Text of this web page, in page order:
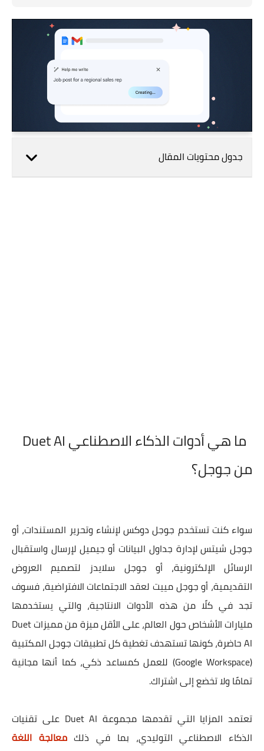
جدول محتويات المقال
ما هي أدوات الذكاء الاصطناعي Duet AI
من جوجل؟
سواء كنت تستخدم جوجل دوكس لإنشاء وتحرير المستندات، أو
جوجل شيتس لإدارة جداول البيانات أو جيميل لإرسال واستقبال
الرسائل الإلكترونية، أو جوجل سلايدز لتصميم العروض
التقديمية، أو جوجل مييت لعقد الاجتماعات الافتراضية، فسوف
تجد في كلًا من هذه الأدوات الانتاجية، والتي يستخدمها
مليارات الأشخاص حول العالم، على الأقل ميزة من مميزات Duet
AI حاضرة، كونها تستهدف تغطية كل تطبيقات جوجل المكتبية
(Google Workspace) للعمل كمساعد ذكي، كما أنها مجانية
تمامًا ولا تخضع إلى اشتراك.
تعتمد المزايا التي تقدمها مجموعة Duet AI على تقنيات
الذكاء الاصطناعي التوليدي، بما في ذلكمعالجة اللغة